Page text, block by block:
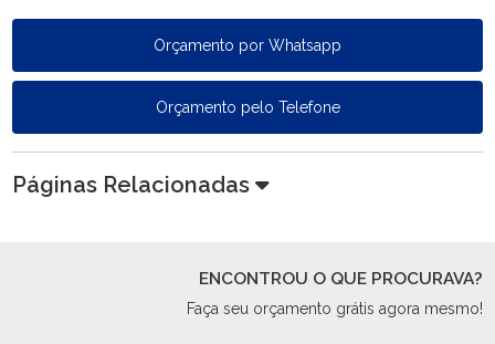
Orçamento por Whatsapp
Orçamento pelo Telefone
Páginas Relacionadas
ENCONTROU O QUE PROCURAVA?
Faça seu orçamento grátis agora mesmo!